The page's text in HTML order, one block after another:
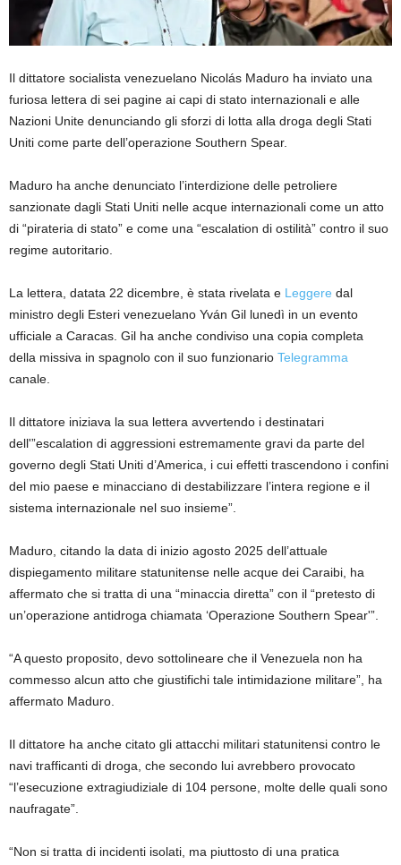
Il dittatore socialista venezuelano Nicolás Maduro ha inviato una
furiosa lettera di sei pagine ai capi di stato internazionali e alle
Nazioni Unite denunciando gli sforzi di lotta alla droga degli Stati
Uniti come parte dell’operazione Southern Spear.
Maduro ha anche denunciato l’interdizione delle petroliere
sanzionate dagli Stati Uniti nelle acque internazionali come un atto
di “pirateria di stato” e come una “escalation di ostilità” contro il suo
regime autoritario.
La lettera, datata 22 dicembre, è stata rivelata e Leggere dal
ministro degli Esteri venezuelano Yván Gil lunedì in un evento
ufficiale a Caracas. Gil ha anche condiviso una copia completa
della missiva in spagnolo con il suo funzionario Telegramma
canale.
Il dittatore iniziava la sua lettera avvertendo i destinatari
dell'”escalation di aggressioni estremamente gravi da parte del
governo degli Stati Uniti d’America, i cui effetti trascendono i confini
del mio paese e minacciano di destabilizzare l’intera regione e il
sistema internazionale nel suo insieme”.
Maduro, citando la data di inizio agosto 2025 dell’attuale
dispiegamento militare statunitense nelle acque dei Caraibi, ha
affermato che si tratta di una “minaccia diretta” con il “pretesto di
un’operazione antidroga chiamata ‘Operazione Southern Spear'”.
“A questo proposito, devo sottolineare che il Venezuela non ha
commesso alcun atto che giustifichi tale intimidazione militare”, ha
affermato Maduro.
Il dittatore ha anche citato gli attacchi militari statunitensi contro le
navi trafficanti di droga, che secondo lui avrebbero provocato
“l’esecuzione extragiudiziale di 104 persone, molte delle quali sono
naufragate”.
“Non si tratta di incidenti isolati, ma piuttosto di una pratica